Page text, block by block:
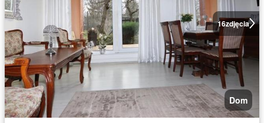
16zdjęcia
Dom